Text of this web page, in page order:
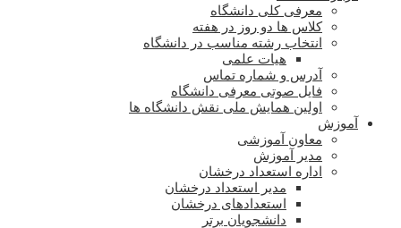
معرفی کلی دانشگاه
کلاس ها دو روز در هفته
انتخاب رشته مناسب در دانشگاه
هیات علمی
آدرس و شماره تماس
فایل صوتی معرفی دانشگاه
اولین همایش ملی نقش دانشگاه ها
آموزش
معاون آموزشی
مدیر آموزش
اداره استعداد درخشان
مدیر استعداد درخشان
استعدادهای درخشان
دانشجویان برتر